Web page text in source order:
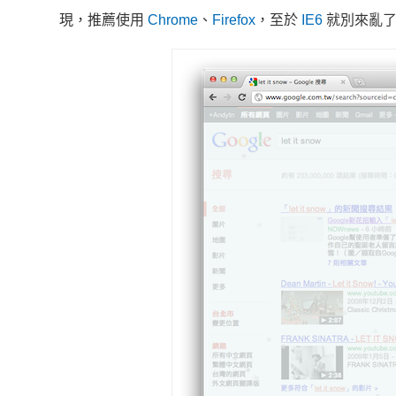
現，推薦使用 Chrome 、 Firefox ，至於 IE6 就別來亂